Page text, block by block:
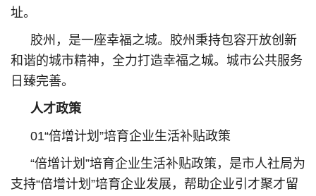
址。
胶州，是一座幸福之城。胶州秉持包容开放创新
和谐的城市精神，全力打造幸福之城。城市公共服务
日臻完善。
人才政策
01“倍增计划”培育企业生活补贴政策
“倍增计划”培育企业生活补贴政策，是市人社局为
支持“倍增计划”培育企业发展，帮助企业引才聚才留